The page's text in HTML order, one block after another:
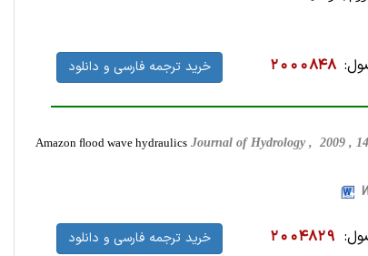
2000848 خرید ترجمه فارسی و دانلود
Amazon ﬂood wave hydraulics Journal of Hydrology , 2009 ,
2004829 خرید ترجمه فارسی و دانلود